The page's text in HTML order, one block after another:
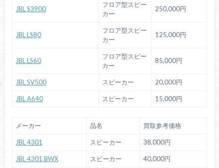
JBL S3900
フロア型スピー
カー
250,000円
JBL LS80
フロア型スピー
カー
125,000円
JBL LS60
フロア型スピー
カー
85,000円
JBL SV500 スピーカー 20,000円
JBL A640 スピーカー 15,000円
メーカー 品名 買取参考価格
JBL 4301 スピーカー 38,000円
JBL 4301 BWX スピーカー 40,000円